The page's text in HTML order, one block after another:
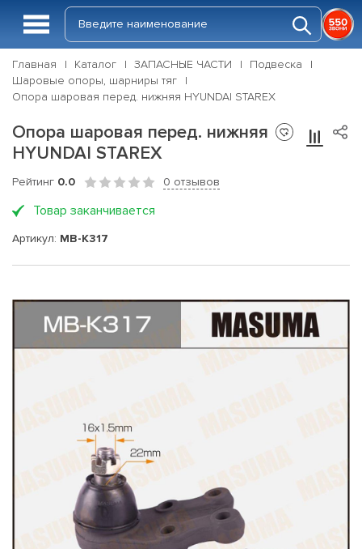
Главная Каталог ЗАПАСНЫЕ ЧАСТИ
Подвеска
Шаровые опоры, шарниры тяг
Опора шаровая перед. нижняя HYUNDAI STAREX
Опора шаровая перед. нижняя
HYUNDAI STAREX
Рейтинг 0.0 0 отзывов
Товар заканчивается
Артикул: MB-K317